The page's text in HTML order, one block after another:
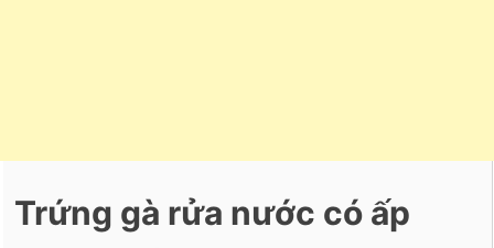
Trứng gà rửa nước có ấp